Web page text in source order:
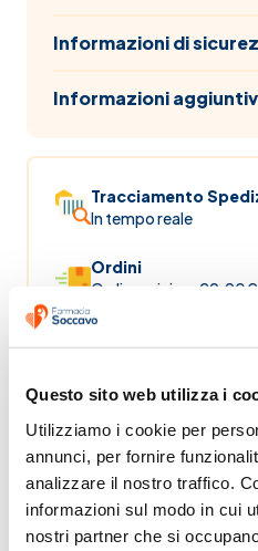
Questo sito web utilizza i
Utilizziamo i cookie per
annunci, per fornire
analizzare il nostro traffico.
informazioni sul modo in cui
nostri partner che si
Informazioni di
Informazioni
Tracciamento
In tempo reale
Ordini
Ordine minimo 29.90€
lun-ven 8:30-13:30 /
Categorie